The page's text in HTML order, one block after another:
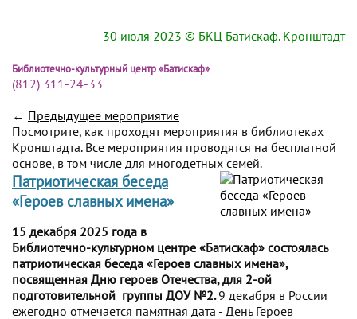
30 июля 2023 © БКЦ Батискаф. Кронштадт
Библиотечно-культурный центр «Батискаф»
(812) 311-24-33
← Предыдущее мероприятие
Посмотрите, как проходят мероприятия в библиотеках
Кронштадта. Все мероприятия проводятся на бесплатной
основе, в том числе для многодетных семей.
Патриотическая беседа
«Героев славных имена»
15 декабря 2025 года в
Библиотечно-культурном центре «Батискаф» состоялась
патриотическая беседа «Героев славных имена»,
посвященная Дню героев Отечества, для 2-ой
подготовительной группы ДОУ №2.9 декабря в России
ежегодно отмечается памятная дата - День Героев